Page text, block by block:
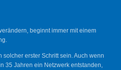
beginnt immer mit einem
erster Schritt sein. Auch wenn
35 Jahren ein Netzwerk entstanden,